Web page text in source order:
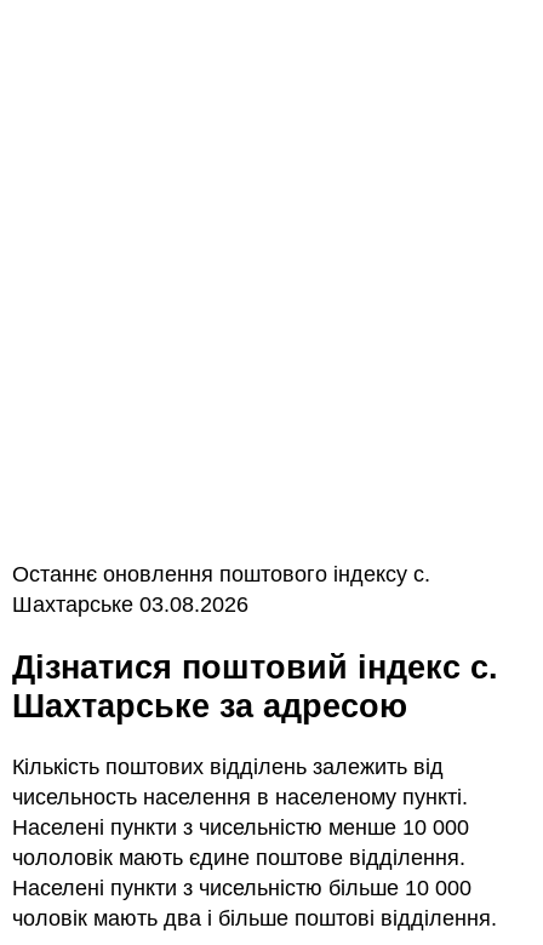
Останнє оновлення поштового індексу с.
Шахтарське 03.08.2026
Дізнатися поштовий індекс с.
Шахтарське за адресою
Кількість поштових відділень залежить від
чисельность населення в населеному пункті.
Населені пункти з чисельністю менше 10 000
чололовік мають єдине поштове відділення.
Населені пункти з чисельністю більше 10 000
чоловік мають два і більше поштові відділення.